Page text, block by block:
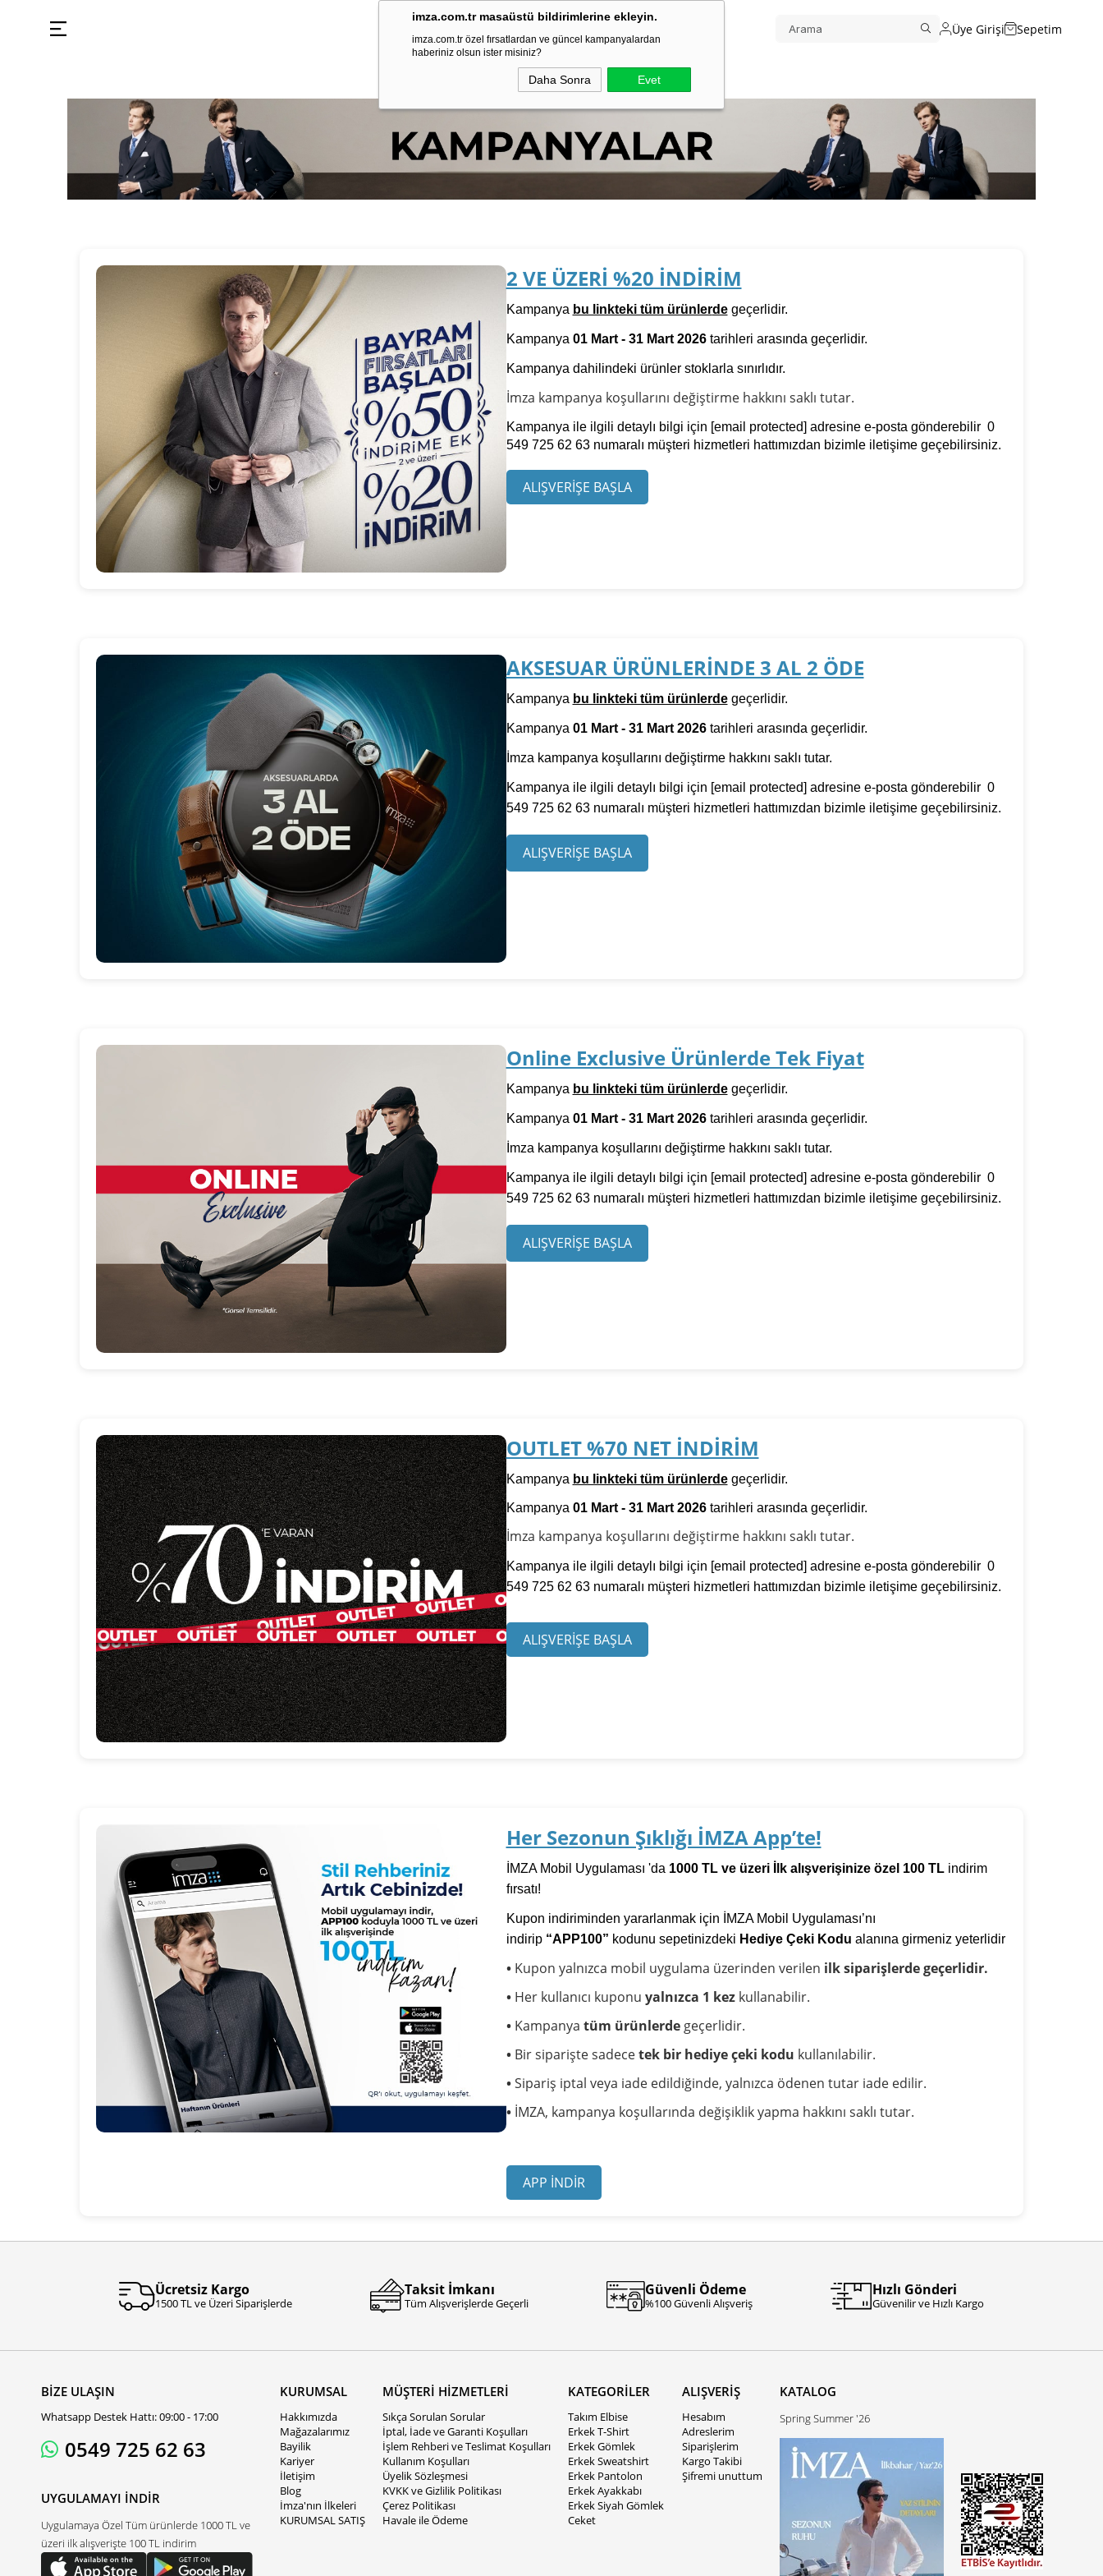
imza.com.tr masaüstü bildirimlerine ekleyin.
imza.com.tr özel fırsatlardan ve güncel kampanyalardan
haberiniz olsun ister misiniz?
Daha Sonra Evet
Üye Girişi Sepetim
2 VE ÜZERİ %20 İNDİRİM
Kampanya bu linkteki tüm ürünlerdegeçerlidir.
Kampanya 01 Mart - 31 Mart 2026tarihleri arasında geçerlidir.
Kampanya dahilindeki ürünler stoklarla sınırlıdır.
İmza kampanya koşullarını değiştirme hakkını saklı tutar.
Kampanya ile ilgili detaylı bilgi için [email protected] adresine e-posta gönderebilir 0
549 725 62 63 numaralı müşteri hizmetleri hattımızdan bizimle iletişime geçebilirsiniz.
ALIŞVERİŞE BAŞLA
AKSESUAR ÜRÜNLERİNDE 3 AL 2 ÖDE
Kampanya bu linkteki tüm ürünlerdegeçerlidir.
Kampanya 01 Mart - 31 Mart 2026tarihleri arasında geçerlidir.
İmza kampanya koşullarını değiştirme hakkını saklı tutar.
Kampanya ile ilgili detaylı bilgi için [email protected] adresine e-posta gönderebilir 0
549 725 62 63 numaralı müşteri hizmetleri hattımızdan bizimle iletişime geçebilirsiniz.
ALIŞVERİŞE BAŞLA
Online Exclusive Ürünlerde Tek Fiyat
Kampanya bu linkteki tüm ürünlerdegeçerlidir.
Kampanya 01 Mart - 31 Mart 2026tarihleri arasında geçerlidir.
İmza kampanya koşullarını değiştirme hakkını saklı tutar.
Kampanya ile ilgili detaylı bilgi için [email protected] adresine e-posta gönderebilir 0
549 725 62 63 numaralı müşteri hizmetleri hattımızdan bizimle iletişime geçebilirsiniz.
ALIŞVERİŞE BAŞLA
OUTLET %70 NET İNDİRİM
Kampanya bu linkteki tüm ürünlerdegeçerlidir.
Kampanya 01 Mart - 31 Mart 2026tarihleri arasında geçerlidir.
İmza kampanya koşullarını değiştirme hakkını saklı tutar.
Kampanya ile ilgili detaylı bilgi için [email protected] adresine e-posta gönderebilir 0
549 725 62 63 numaralı müşteri hizmetleri hattımızdan bizimle iletişime geçebilirsiniz.
ALIŞVERİŞE BAŞLA
Her Sezonun Şıklığı İMZA App’te!
İMZA Mobil Uygulaması 'da 1000 TL ve üzeri İlk alışverişinize özel 100 TLindirim
fırsatı!
Kupon indiriminden yararlanmak için İMZA Mobil Uygulaması’nı
indirip “APP100” kodunu sepetinizdeki Hediye Çeki Kodu alanına girmeniz yeterlidir
•Kupon yalnızca mobil uygulama üzerinden verilen ilk siparişlerde geçerlidir.
•Her kullanıcı kuponu yalnızca 1 kezkullanabilir.
•Kampanya tüm ürünlerdegeçerlidir.
•Bir siparişte sadecetek bir hediye çeki kodu kullanılabilir.
•Sipariş iptal veya iade edildiğinde, yalnızca ödenen tutar iade edilir.
•İMZA, kampanya koşullarında değişiklik yapma hakkını saklı tutar.
APP İNDİR
Ücretsiz Kargo
1500 TL ve Üzeri Siparişlerde
Taksit İmkanı
Tüm Alışverişlerde Geçerli
Güvenli Ödeme
%100 Güvenli Alışveriş
Hızlı Gönderi
Güvenilir ve Hızlı Kargo
BİZE ULAŞIN
Whatsapp Destek Hattı: 09:00 - 17:00
0549 725 62 63
UYGULAMAYI İNDİR
Uygulamaya Özel Tüm ürünlerde 1000 TL ve
üzeri ilk alışverişte 100 TL indirim
KURUMSAL
Hakkımızda
Mağazalarımız
Bayilik
Kariyer
İletişim
Blog
İmza'nın İlkeleri
KURUMSAL SATIŞ
MÜŞTERİ HİZMETLERİ
Sıkça Sorulan Sorular
İptal, İade ve Garanti Koşulları
İşlem Rehberi ve Teslimat Koşulları
Kullanım Koşulları
Üyelik Sözleşmesi
KVKK ve Gizlilik Politikası
Çerez Politikası
Havale ile Ödeme
KATEGORİLER
Takım Elbise
Erkek T-Shirt
Erkek Gömlek
Erkek Sweatshirt
Erkek Pantolon
Erkek Ayakkabı
Erkek Siyah Gömlek
Ceket
ALIŞVERİŞ
Hesabım
Adreslerim
Siparişlerim
Kargo Takibi
Şifremi unuttum
KATALOG
Spring Summer '26